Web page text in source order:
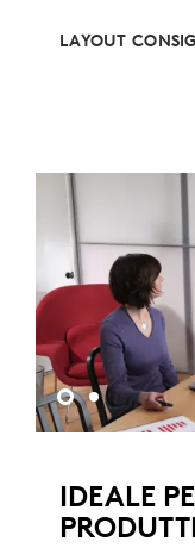
LAYOUT
IDEALE